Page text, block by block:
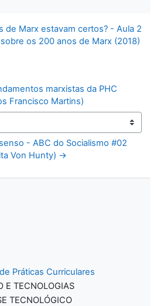
de Marx estavam certos? - Aula 2
os 200 anos de Marx (2018)
marxistas da PHC
Francisco Martins)
- ABC do Socialismo #02
Von Hunty) →
Práticas Curriculares
E TECNOLOGIAS
TECNOLÓGICO